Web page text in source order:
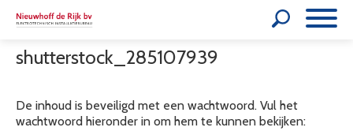
shutterstock_285107939
De inhoud is beveiligd met een wachtwoord. Vul het
wachtwoord hieronder in om hem te kunnen bekijken: